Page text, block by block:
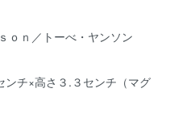
ｏｎ／トーべ・ヤンソン
ンチ×高さ３.３センチ（マグ